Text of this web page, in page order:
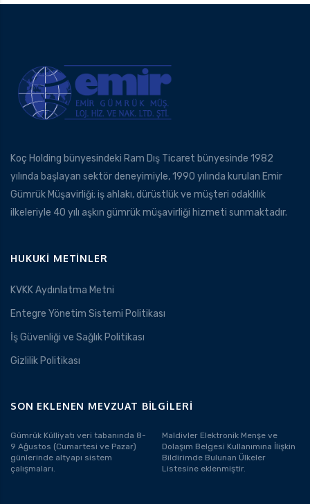
Koç Holding bünyesindeki Ram Dış Ticaret bünyesinde 1982
yılında başlayan sektör deneyimiyle, 1990 yılında kurulan Emir
Gümrük Müşavirliği; iş ahlakı, dürüstlük ve müşteri odaklılık
ilkeleriyle 40 yılı aşkın gümrük müşavirliği hizmeti sunmaktadır.
HUKUKI METINLER
KVKK Aydınlatma Metni
Entegre Yönetim Sistemi Politikası
İş Güvenliği ve Sağlık Politikası
Gizlilik Politikası
SON EKLENEN MEVZUAT BILGILERI
Gümrük Külliyatı veri tabanında 8-
9 Ağustos (Cumartesi ve Pazar)
günlerinde altyapı sistem
çalışmaları.
Maldivler Elektronik Menşe ve
Dolaşım Belgesi Kullanımına İlişkin
Bildirimde Bulunan Ülkeler
Listesine eklenmiştir.